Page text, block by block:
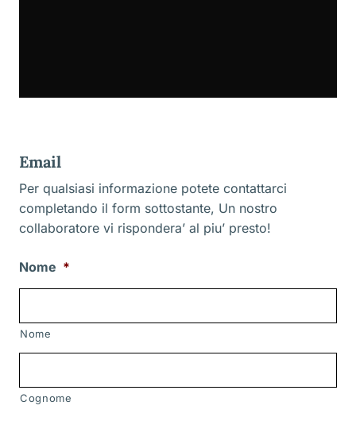
Email
Per qualsiasi informazione potete contattarci
completando il form sottostante, Un nostro
collaboratore vi rispondera’ al piu’ presto!
Nome *
Nome
Cognome